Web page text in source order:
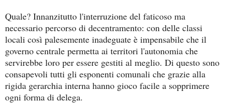
Quale? Innanzitutto l'interruzione del faticoso ma
necessario percorso di decentramento: con delle classi
locali così palesemente inadeguate è impensabile che il
governo centrale permetta ai territori l'autonomia che
servirebbe loro per essere gestiti al meglio. Di questo sono
consapevoli tutti gli esponenti comunali che grazie alla
rigida gerarchia interna hanno gioco facile a sopprimere
ogni forma di delega.